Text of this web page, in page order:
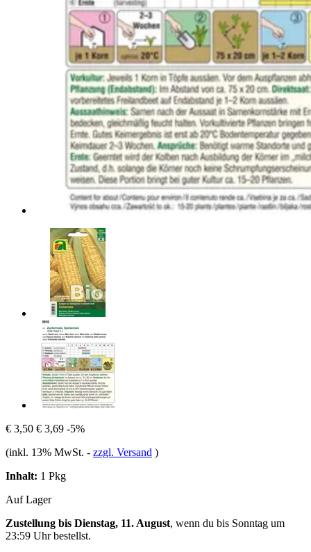
€ 3,50 € 3,69 -5%
(inkl. 13% MwSt. - zzgl. Versand )
Inhalt: 1 Pkg
Auf Lager
Zustellung bis Dienstag, 11. August, wenn du bis Sonntag um
23:59 Uhrbestellst.